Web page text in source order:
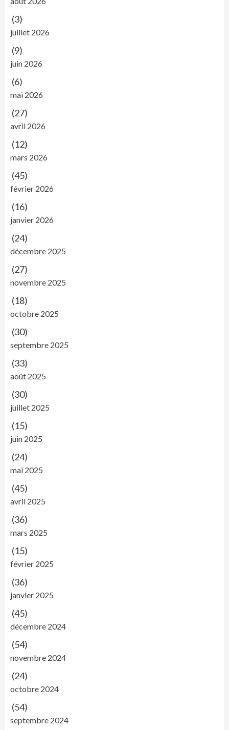
(3)
juillet 2026
(9)
juin 2026
(6)
mai 2026
(27)
avril 2026
(12)
mars 2026
(45)
février 2026
(16)
janvier 2026
(24)
décembre 2025
(27)
novembre 2025
(18)
octobre 2025
(30)
septembre 2025
(33)
août 2025
(30)
juillet 2025
(15)
juin 2025
(24)
mai 2025
(45)
avril 2025
(36)
mars 2025
(15)
février 2025
(36)
janvier 2025
(45)
décembre 2024
(54)
novembre 2024
(24)
octobre 2024
(54)
septembre 2024